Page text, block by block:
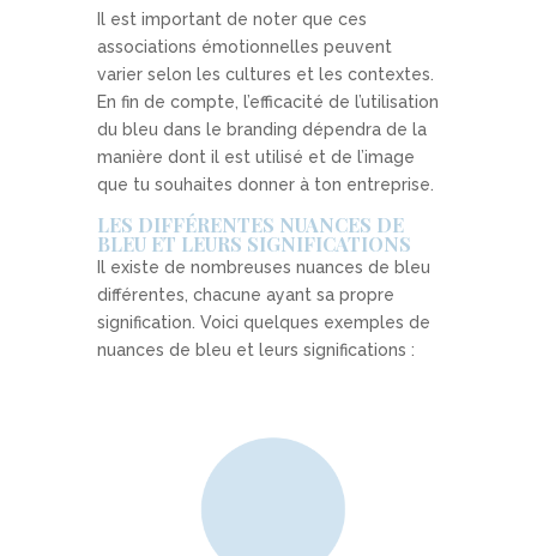
Il est important de noter que ces
associations émotionnelles peuvent
varier selon les cultures et les contextes.
En fin de compte, l’efficacité de l’utilisation
du bleu dans le branding dépendra de la
manière dont il est utilisé et de l’image
que tu souhaites donner à ton entreprise.
LES DIFFÉRENTES NUANCES DE
BLEU ET LEURS SIGNIFICATIONS
Il existe de nombreuses nuances de bleu
différentes, chacune ayant sa propre
signification. Voici quelques exemples de
nuances de bleu et leurs significations :